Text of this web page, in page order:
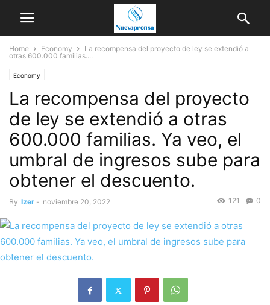
Home Economy
La recompensa del proyecto de ley se extendió a
otras 600.000 familias....
Economy
La recompensa del proyecto
de ley se extendió a otras
600.000 familias. Ya veo, el
umbral de ingresos sube para
obtener el descuento.
By Izer - noviembre 20, 2022 0
121